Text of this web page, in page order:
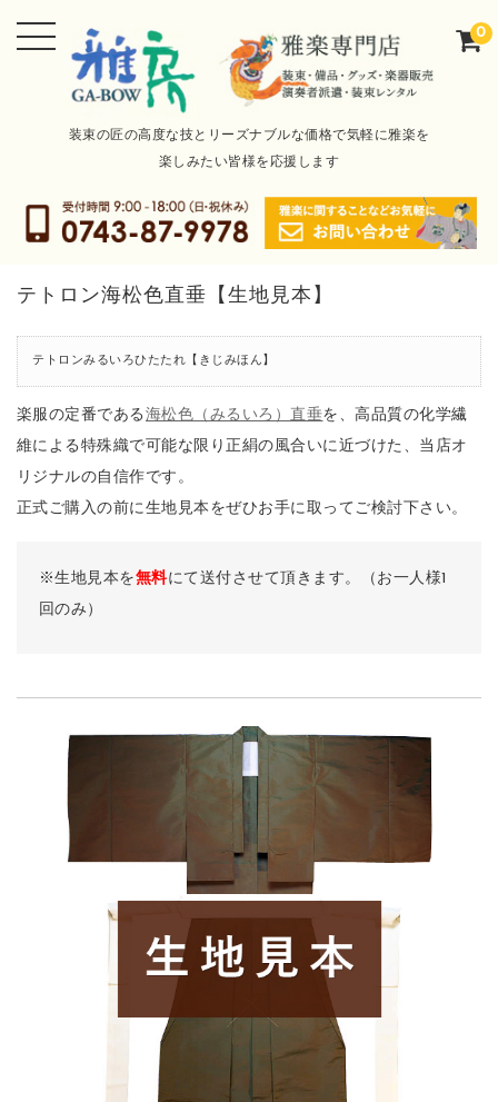
装束の匠の高度な技とリーズナブルな価格で気軽に雅楽を
楽しみたい皆様を応援します
0
テトロン海松色直垂【生地見本】
テトロンみるいろひたたれ【きじみほん】
楽服の定番である 海松色（みるいろ）直垂を、高品質の化学繊
維による特殊織で可能な限り正絹の風合いに近づけた、当店オ
リジナルの自信作です。
正式ご購入の前に生地見本をぜひお手に取ってご検討下さい。
※生地見本を無料にて送付させて頂きます。（お一人様1
回のみ）